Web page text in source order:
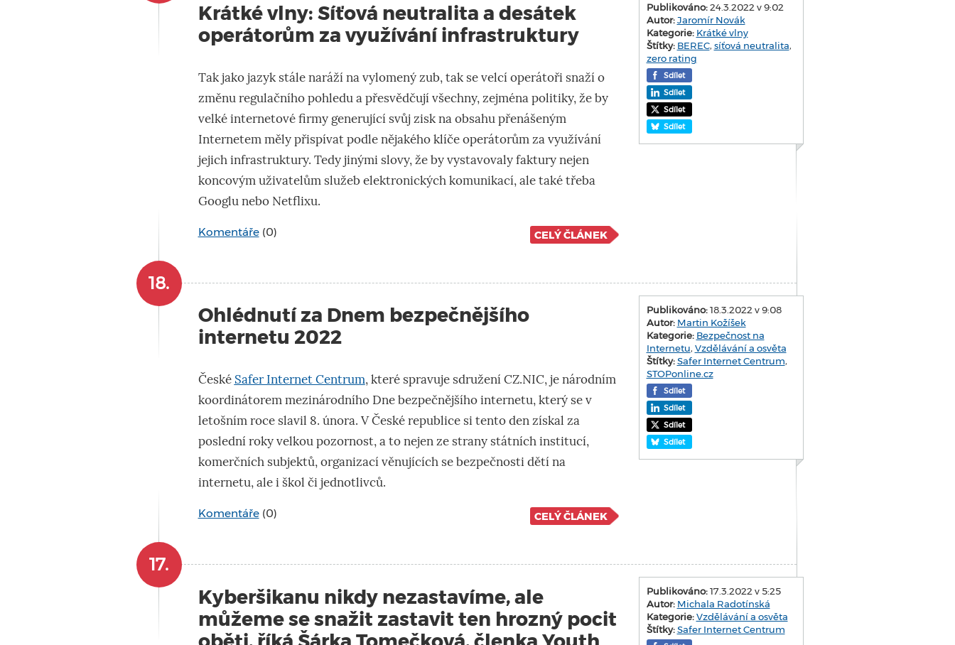
Krátké vlny: Síťová neutralita a desátek
operátorům za využívání infrastruktury
Tak jako jazyk stále naráží na vylomený zub, tak se velcí operátoři snaží o
změnu regulačního pohledu a přesvědčují všechny, zejména politiky, že by
velké internetové firmy generující svůj zisk na obsahu přenášeným
Internetem měly přispívat podle nějakého klíče operátorům za využívání
jejich infrastruktury. Tedy jinými slovy, že by vystavovaly faktury nejen
koncovým uživatelům služeb elektronických komunikací, ale také třeba
Googlu nebo Netflixu.
Komentáře (0) CELÝ ČLÁNEK
Publikováno:24.3.2022 v 9:02
Autor: Jaromír Novák
Kategorie: Krátké vlny
Štítky: BEREC, síťová neutralita,
zero rating
Sdílet
Sdílet
Sdílet
Sdílet
Ohlédnutí za Dnem bezpečnějšího
internetu 2022
18.
České Safer Internet Centrum, které spravuje sdružení CZ.NIC, je národním
koordinátorem mezinárodního Dne bezpečnějšího internetu, který se v
letošním roce slavil 8. února. V České republice si tento den získal za
poslední roky velkou pozornost, a to nejen ze strany státních institucí,
komerčních subjektů, organizací věnujících se bezpečnosti dětí na
internetu, ale i škol či jednotlivců.
Komentáře (0) CELÝ ČLÁNEK
Publikováno:18.3.2022 v 9:08
Autor: Martin Kožíšek
Kategorie: Bezpečnost na
Internetu, Vzdělávání a osvěta
Štítky: Safer Internet Centrum,
STOPonline.cz
Sdílet
Sdílet
Sdílet
Sdílet
Kyberšikanu nikdy nezastavíme, ale
můžeme se snažit zastavit ten hrozný pocit
17.
Publikováno:17.3.2022 v 5:25
Autor: Michala Radotínská
Kategorie: Vzdělávání a osvěta
Štítky: Safer Internet Centrum